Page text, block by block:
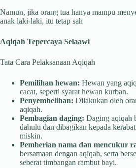
Namun, jika orang tua hanya mampu
anak laki-laki, itu tetap sah
Aqiqah Tepercaya Selaawi
Tata Cara Pelaksanaan Aqiqah
Pemilihan hewan: Hewan yang
cacat, seperti syarat hewan kurban.
Penyembelihan: Dilakukan oleh
aqiqah.
Pembagian daging: Daging aqiqah
dahulu dan dibagikan kepada
miskin.
Pemberian nama dan mencukur
bersamaan dengan aqiqah, serta
seberat timbangan rambut bayi.